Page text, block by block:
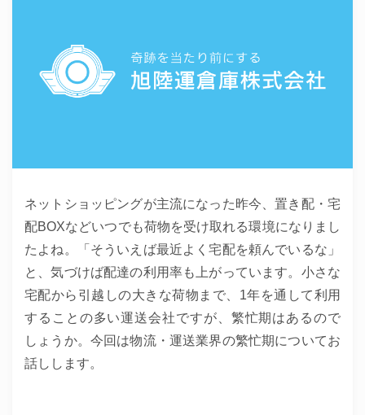
ネットショッピングが主流になった昨今、置き配・宅
配BOXなどいつでも荷物を受け取れる環境になりまし
たよね。「そういえば最近よく宅配を頼んでいるな」
と、気づけば配達の利用率も上がっています。小さな
宅配から引越しの大きな荷物まで、1年を通して利用
することの多い運送会社ですが、繁忙期はあるので
しょうか。今回は物流・運送業界の繁忙期についてお
話しします。